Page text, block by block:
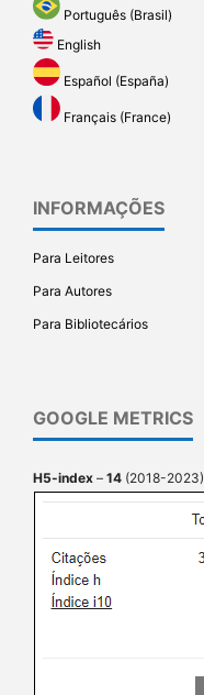
Português (Brasil)
English
Español (España)
Français (France)
INFORMAÇÕES
Para Leitores
Para Autores
Para Bibliotecários
GOOGLE METRICS
H5-index – 14 (2018-2023)